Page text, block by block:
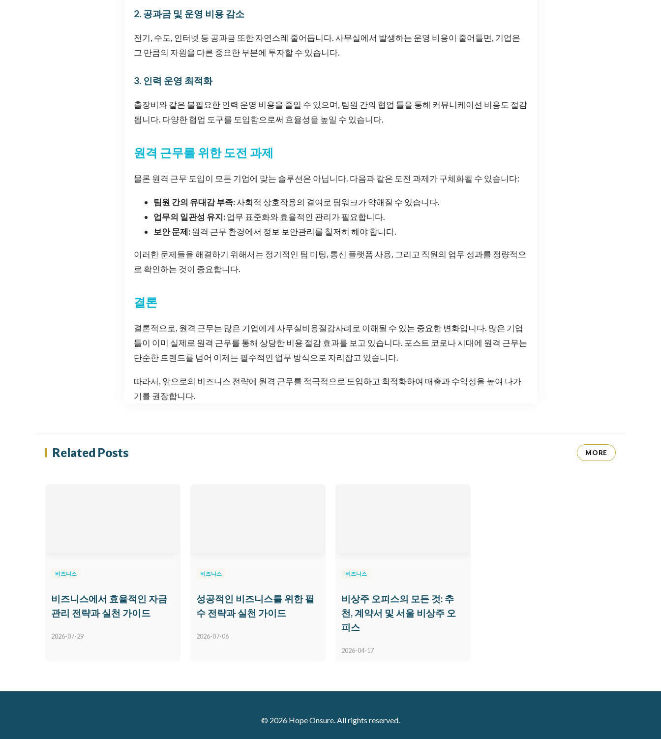
2. 공과금 및 운영 비용 감소
전기, 수도, 인터넷 등 공과금 또한 자연스레 줄어듭니다. 사무실에서 발생하는 운영 비용이 줄어들면, 기업은
그 만큼의 자원을 다른 중요한 부분에 투자할 수 있습니다.
3. 인력 운영 최적화
출장비와 같은 불필요한 인력 운영 비용을 줄일 수 있으며, 팀원 간의 협업 툴을 통해 커뮤니케이션 비용도 절감
됩니다. 다양한 협업 도구를 도입함으로써 효율성을 높일 수 있습니다.
원격 근무를 위한 도전 과제
물론 원격 근무 도입이 모든 기업에 맞는 솔루션은 아닙니다. 다음과 같은 도전 과제가 구체화될 수 있습니다:
팀원 간의 유대감 부족:사회적 상호작용의 결여로 팀워크가 약해질 수 있습니다.
업무의 일관성 유지: 업무 표준화와 효율적인 관리가 필요합니다.
보안 문제: 원격 근무 환경에서 정보 보안관리를 철저히 해야 합니다.
이러한 문제들을 해결하기 위해서는 정기적인 팀 미팅, 통신 플랫폼 사용, 그리고 직원의 업무 성과를 정량적으
로 확인하는 것이 중요합니다.
결론
결론적으로, 원격 근무는 많은 기업에게 사무실비용절감사례로 이해될 수 있는 중요한 변화입니다. 많은 기업
들이 이미 실제로 원격 근무를 통해 상당한 비용 절감 효과를 보고 있습니다. 포스트 코로나 시대에 원격 근무는
단순한 트렌드를 넘어 이제는 필수적인 업무 방식으로 자리잡고 있습니다.
따라서, 앞으로의 비즈니스 전략에 원격 근무를 적극적으로 도입하고 최적화하여 매출과 수익성을 높여 나가
기를 권장합니다.
Related Posts MORE
비즈니스
비즈니스에서 효율적인 자금
관리 전략과 실천 가이드
2026-07-29
비즈니스
성공적인 비즈니스를 위한 필
수 전략과 실천 가이드
2026-07-06
비즈니스
비상주 오피스의 모든 것: 추
천, 계약서 및 서울 비상주 오
피스
2026-04-17
© 2026 Hope Onsure. All rights reserved.